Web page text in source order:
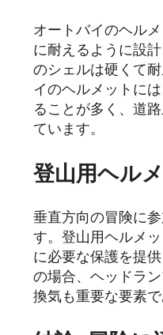
オートバイのヘル
に耐えるように設
のシェルは硬くて
イのヘルメットに
ることが多く、道
ています。
登山用ヘル
垂直方向の冒険に
す。登山用ヘルメ
に必要な保護を提
の場合、ヘッドラ
換気も重要な要素